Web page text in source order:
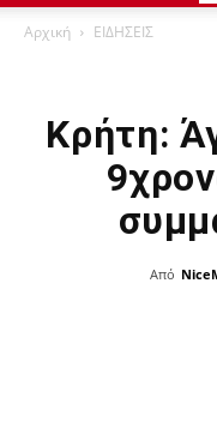
Αρχική ΕΙΔΗΣΕΙΣ
Κρήτη:
Από